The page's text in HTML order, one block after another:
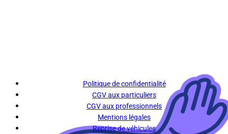
Politique de confidentialité
CGV aux particuliers
CGV aux professionnels
Mentions légales
Reprise de véhicules